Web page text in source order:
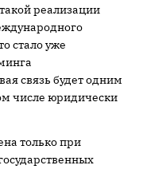
реализации
стало уже
связь будет одним
числе юридически
только при